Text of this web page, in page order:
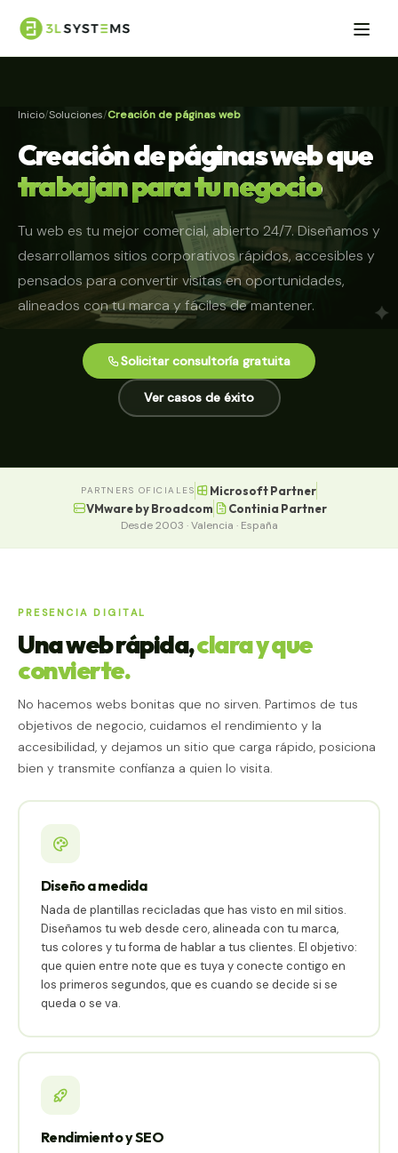
Inicio Soluciones Creación de páginas web
Creación de páginas web que
trabajan para tu negocio
Tu web es tu mejor comercial, abierto 24/7. Diseñamos y
desarrollamos sitios corporativos rápidos, accesibles y
pensados para convertir visitas en oportunidades,
alineados con tu marca y fáciles de mantener.
Solicitar consultoría gratuita
Ver casos de éxito
PARTNERS OFICIALES
Microsoft Partner
VMware by Broadcom
Continia Partner
Desde 2003 · Valencia · España
PRESENCIA DIGITAL
Una web rápida,clara y que
convierte.
No hacemos webs bonitas que no sirven. Partimos de tus
objetivos de negocio, cuidamos el rendimiento y la
accesibilidad, y dejamos un sitio que carga rápido, posiciona
bien y transmite confianza a quien lo visita.
Diseño a medida
Nada de plantillas recicladas que has visto en mil sitios.
Diseñamos tu web desde cero, alineada con tu marca,
tus colores y tu forma de hablar a tus clientes. El objetivo:
que quien entre note que es tuya y conecte contigo en
los primeros segundos, que es cuando se decide si se
queda o se va.
Rendimiento y SEO